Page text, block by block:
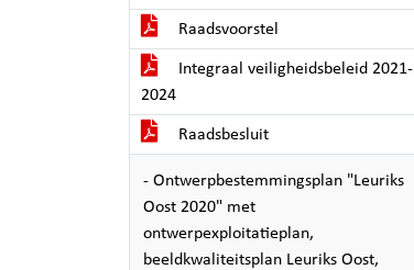
Raadsvoorstel
Integraal veiligheidsbeleid 2021-
2024
Raadsbesluit
- Ontwerpbestemmingsplan "Leuriks
Oost 2020" met
ontwerpexploitatieplan,
beeldkwaliteitsplan Leuriks Oost,